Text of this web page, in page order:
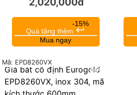
-15%
Quà tặng thêm keyboard_return
Mua ngay
25%
Giá bát cố định Eurogold
EPD8260VX, inox 304, mã
Mã: EPD8260VX